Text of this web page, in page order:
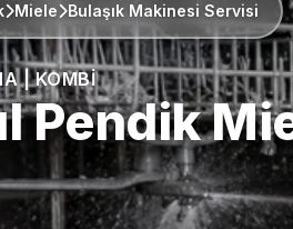
Miele Bulaşık Makinesi Servisi
| KOMBI
Pendik